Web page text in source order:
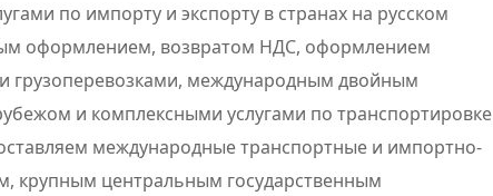
по импорту и экспорту в странах на русском
оформлением, возвратом НДС, оформлением
грузоперевозками, международным двойным
и комплексными услугами по транспортировке
международные транспортные и импортно-
крупным центральным государственным